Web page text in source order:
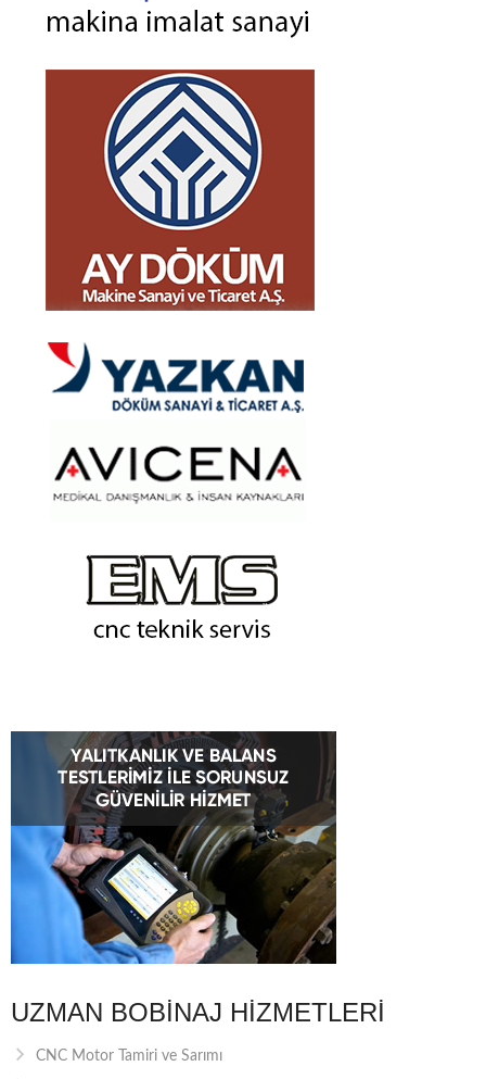
UZMAN BOBINAJ HIZMETLERI
CNC Motor Tamiri ve Sarımı